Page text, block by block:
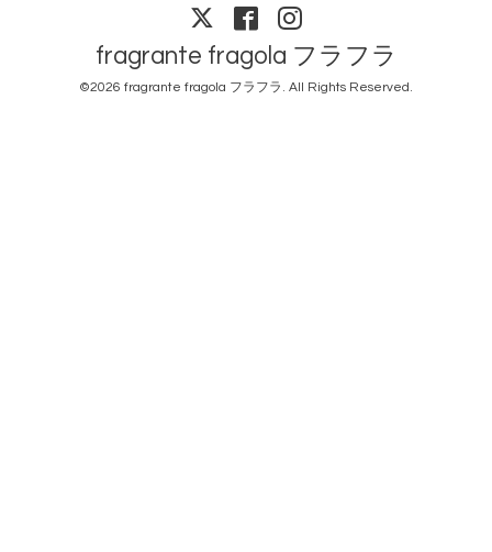
fragrante fragola フラフラ
©2026 fragrante fragola フラフラ . All Rights Reserved.